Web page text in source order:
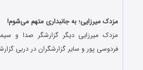
مزدک میرزایی؛ به جانبداری متهم می‌شوم!
مزدک میرزایی دیگر گزارشگر صدا و
فردوسی پور و سایر گزارشگران در دربی